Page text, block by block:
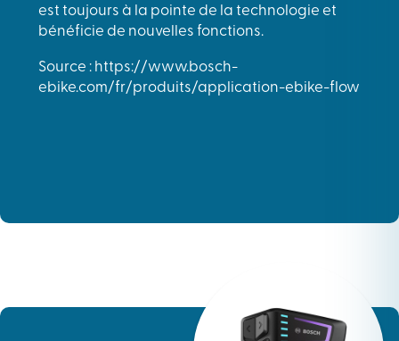
est toujours à la pointe de la technologie et
bénéficie de nouvelles fonctions.
Source : https://www.bosch-
ebike.com/fr/produits/application-ebike-flow